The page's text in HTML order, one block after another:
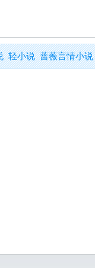
轻小说 蔷薇言情小说